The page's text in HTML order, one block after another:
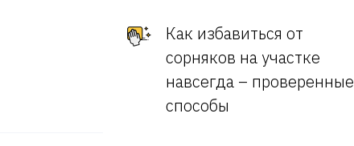
Как избавиться от
сорняков на участке
навсегда – проверенные
способы